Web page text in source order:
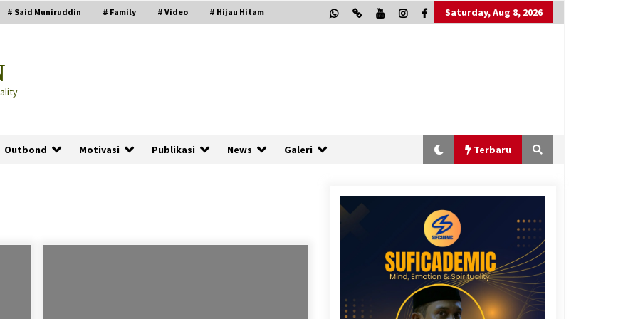
# Said Muniruddin # Family # Video # Hijau Hitam Saturday, Aug 8, 2026
Outbond Motivasi Publikasi News Galeri Terbaru
2 months ago
“One Piece”, Cara Barat Mengejar
2 months ago
“Allahukrasi”: The Power of
Management!